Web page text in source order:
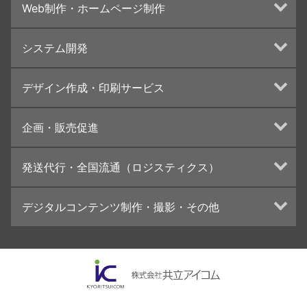
Web制作・ホームページ制作
ランディングページ制作
インターネット広告代行
UI・UXデザイン設計
システム開発
デザイン作成・印刷サービス
カタログデザインの制作・印刷
学校・会社案内パンフレット制作・印刷
高精細印刷（スブリマ印刷）
社内報
名刺
一般印刷 （オンデマンド・オフセット）
ユニバーサル・コミュニケーション・デザイン
企画・販売促進
ブランディング戦略
コンテンツ制作
採用プロモーション
発送代行・全国流通（ロジスティクス）
デジタルコンテンツ制作・撮影・その他
イラスト・キャラクター制作
ロゴデザイン・CI設計